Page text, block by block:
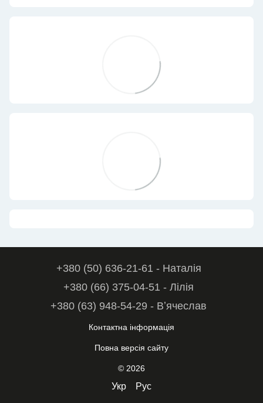
+380 (50) 636-21-61 - Наталія
+380 (66) 375-04-51 - Лілія
+380 (63) 948-54-29 - Вʼячеслав
Контактна інформація
Повна версія сайту
© 2026
Укр Рус